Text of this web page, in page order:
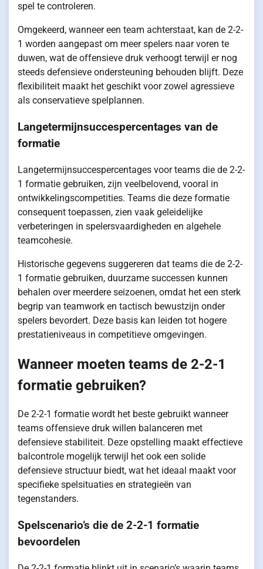
spel te controleren.
Omgekeerd, wanneer een team achterstaat, kan de 2-2-
1 worden aangepast om meer spelers naar voren te
duwen, wat de offensieve druk verhoogt terwijl er nog
steeds defensieve ondersteuning behouden blijft. Deze
flexibiliteit maakt het geschikt voor zowel agressieve
als conservatieve spelplannen.
Langetermijnsuccespercentages van de
formatie
Langetermijnsuccespercentages voor teams die de 2-2-
1 formatie gebruiken, zijn veelbelovend, vooral in
ontwikkelingscompetities. Teams die deze formatie
consequent toepassen, zien vaak geleidelijke
verbeteringen in spelersvaardigheden en algehele
teamcohesie.
Historische gegevens suggereren dat teams die de 2-2-
1 formatie gebruiken, duurzame successen kunnen
behalen over meerdere seizoenen, omdat het een sterk
begrip van teamwork en tactisch bewustzijn onder
spelers bevordert. Deze basis kan leiden tot hogere
prestatieniveaus in competitieve omgevingen.
Wanneer moeten teams de 2-2-1
formatie gebruiken?
De 2-2-1 formatie wordt het beste gebruikt wanneer
teams offensieve druk willen balanceren met
defensieve stabiliteit. Deze opstelling maakt effectieve
balcontrole mogelijk terwijl het ook een solide
defensieve structuur biedt, wat het ideaal maakt voor
specifieke spelsituaties en strategieën van
tegenstanders.
Spelscenario’s die de 2-2-1 formatie
bevoordelen